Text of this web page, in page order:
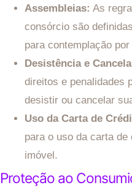
Assembleias: As
consórcio são
para contemplação
Desistência e
direitos e penalidades
desistir ou cancelar
Uso da Carta de
para o uso da carta
imóvel.
Proteção ao